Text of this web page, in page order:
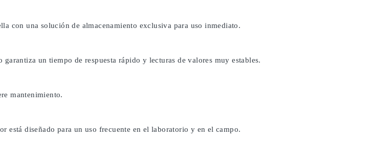
con una solución de almacenamiento exclusiva para uso inmediato.
un tiempo de respuesta rápido y lecturas de valores muy estables.
mantenimiento.
está diseñado para un uso frecuente en el laboratorio y en el campo.